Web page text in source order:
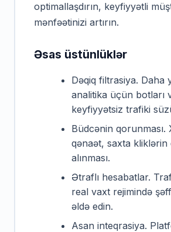
optimallaşdırın, keyfiyyətli
mənfəətinizi artırın.
Əsas üstünlüklər
Dəqiq filtrasiya. Daha
analitika üçün botları
keyfiyyətsiz trafiki
Büdcənin qorunması.
qənaət, saxta kliklərin
alınması.
Ətraflı hesabatlar.
real vaxt rejimində
əldə edin.
Asan inteqrasiya.